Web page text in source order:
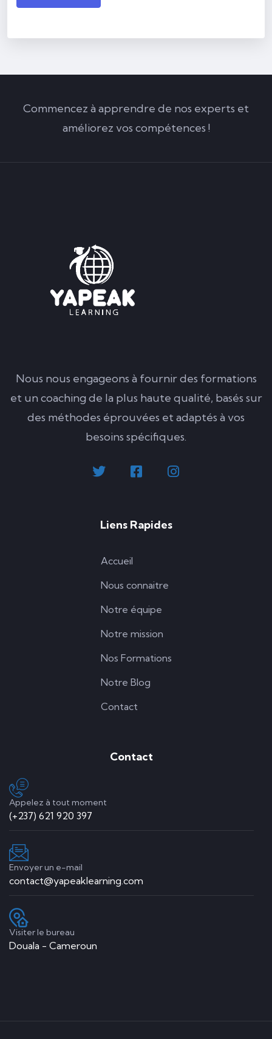
Commencez à apprendre de nos experts et
améliorez vos compétences !
Nous nous engageons à fournir des formations
et un coaching de la plus haute qualité, basés sur
des méthodes éprouvées et adaptés à vos
besoins spécifiques.
Liens Rapides
Accueil
Nous connaitre
Notre équipe
Notre mission
Nos Formations
Notre Blog
Contact
Contact
Appelez à tout moment
(+237) 621 920 397
Envoyer un e-mail
contact@yapeaklearning.com
Visiter le bureau
Douala - Cameroun